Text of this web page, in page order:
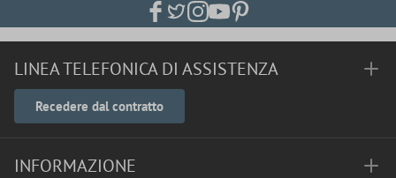
LINEA TELEFONICA DI ASSISTENZA
Recedere dal contratto
INFORMAZIONE